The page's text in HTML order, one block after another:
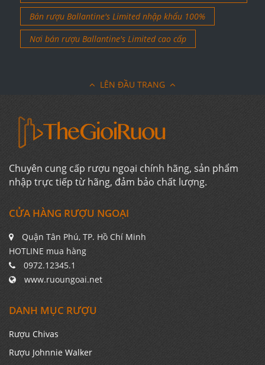
Bán rượu Ballantine's Limited nhập khẩu 100%
Nơi bán rượu Ballantine's Limited cao cấp
LÊN ĐẦU TRANG
Chuyên cung cấp rượu ngoại chính hãng, sản phẩm
nhập trực tiếp từ hãng, đảm bảo chất lượng.
CỬA HÀNG RƯỢU NGOẠI
Quận Tân Phú, TP. Hồ Chí Minh
HOTLINE mua hàng
0972.12345.1
www.ruoungoai.net
DANH MỤC RƯỢU
Rượu Chivas
Rượu Johnnie Walker